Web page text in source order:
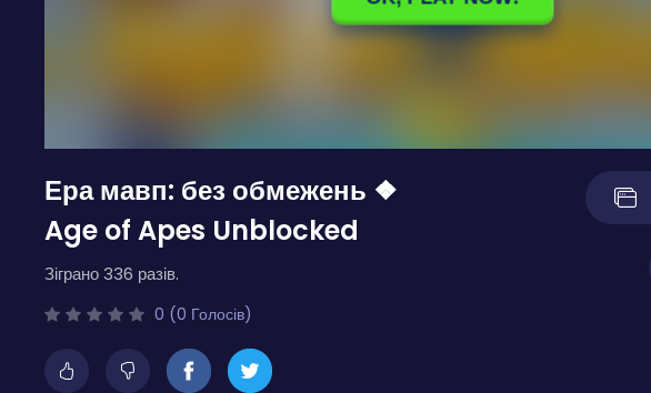
Ера мавп: без обмежень ❖
Age of Apes Unblocked
Зіграно 336 разів.
0 (0 Голосів)